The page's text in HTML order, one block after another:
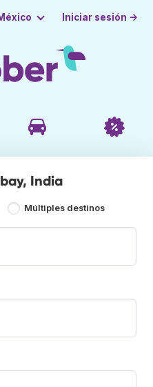
Iniciar sesión →
India
Múltiples destinos